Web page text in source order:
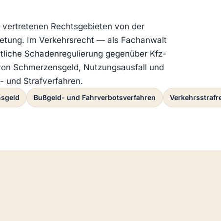
Rechtsgebieten von der
Im Verkehrsrecht — als Fachanwalt
Schadenregulierung gegenüber Kfz-
Schmerzensgeld, Nutzungsausfall und
und Strafverfahren.
Bußgeld- und Fahrverbotsverfahren